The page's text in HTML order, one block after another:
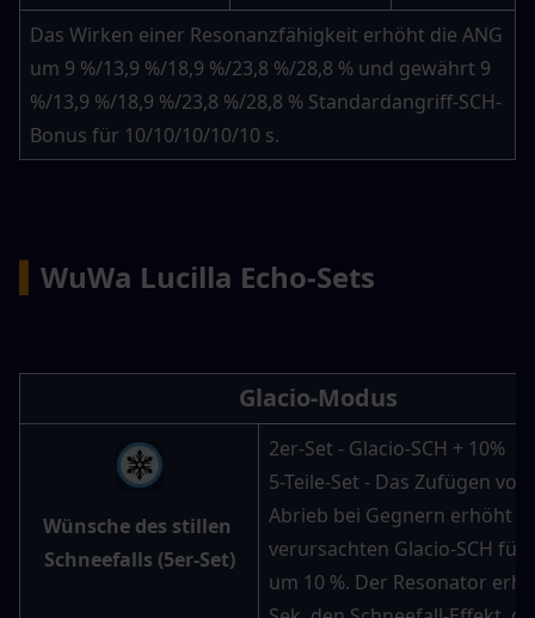
Das Wirken einer Resonanzfähigkeit erhöht die ANG
um 9 %/13,9 %/18,9 %/23,8 %/28,8 % und gewährt 9
%/13,9 %/18,9 %/23,8 %/28,8 % Standardangriff-SCH-
Bonus für 10/10/10/10/10 s.
WuWa Lucilla Echo-Sets
Glacio-Modus
Wünsche des stillen
Schneefalls (5er-Set)
2er-Set - Glacio-SCH + 10%
5-Teile-Set - Das Zufügen von
Abrieb bei Gegnern erhöht
verursachten Glacio-SCH für
um 10 %. Der Resonator